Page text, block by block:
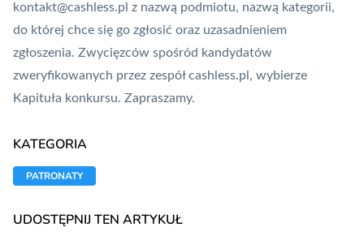
kontakt@cashless.pl z nazwą podmiotu, nazwą kategorii,
do której chce się go zgłosić oraz uzasadnieniem
zgłoszenia. Zwycięzców spośród kandydatów
zweryfikowanych przez zespół cashless.pl, wybierze
Kapituła konkursu. Zapraszamy.
KATEGORIA
PATRONATY
UDOSTĘPNIJ TEN ARTYKUŁ